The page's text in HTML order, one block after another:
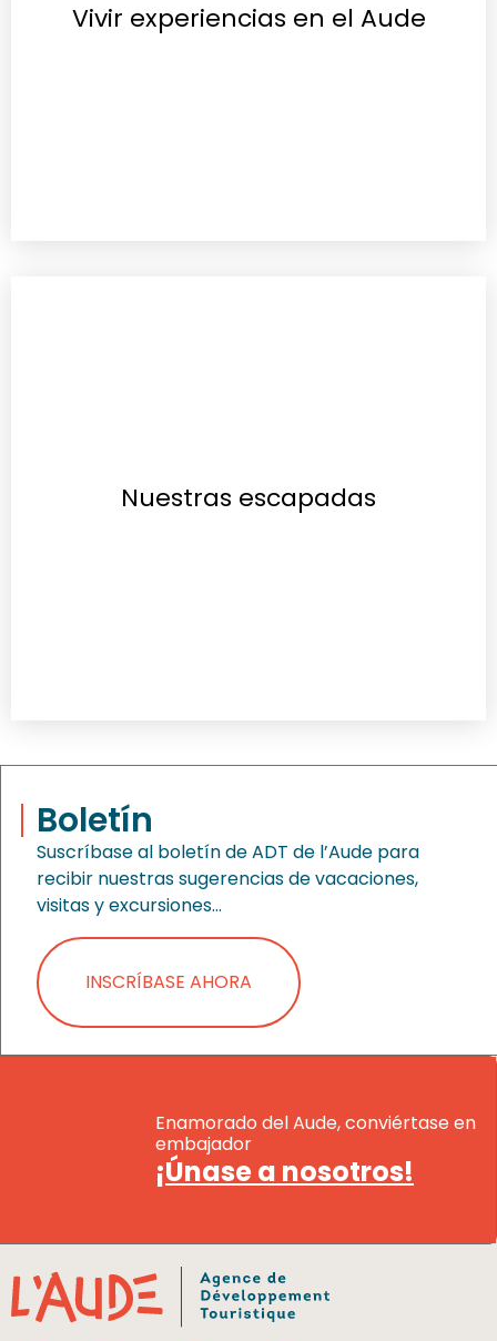
Vivir experiencias en el Aude
Nuestras escapadas
Boletín
Suscríbase al boletín de ADT de l’Aude para
recibir nuestras sugerencias de vacaciones,
visitas y excursiones…
INSCRÍBASE AHORA
Enamorado del Aude, conviértase en
embajador
¡Únase a nosotros!